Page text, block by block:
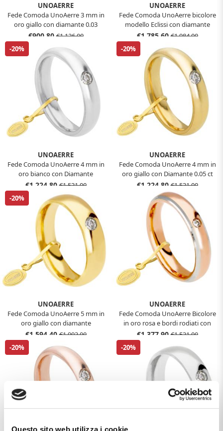
UNOAERRE
Fede Comoda UnoAerre 3 mm in
oro giallo con diamante 0.03
misura 11
€900,80€1.126,00
UNOAERRE
Fede Comoda UnoAerre bicolore
modello Eclissi con diamante
€1.785,60€1.984,00
-20%
UNOAERRE
Fede Comoda UnoAerre 4 mm in
oro bianco con Diamante
€1.224,80€1.531,00
-20%
UNOAERRE
Fede Comoda UnoAerre 4 mm in
oro giallo con Diamante 0.05 ct
€1.224,80€1.531,00
-20%
UNOAERRE
Fede Comoda UnoAerre 5 mm in
oro giallo con diamante
€1.594,40€1.993,00
UNOAERRE
Fede Comoda UnoAerre Bicolore
in oro rosa e bordi rodiati con
Diamante
€1.377,90€1.531,00
-20%
-20%